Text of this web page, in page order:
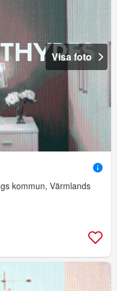
Visa foto
kommun, Värmlands